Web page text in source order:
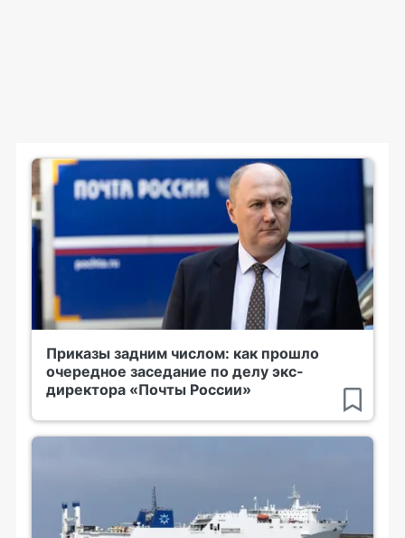
Приказы задним числом: как прошло
очередное заседание по делу экс-
директора «Почты России»